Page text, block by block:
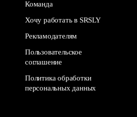
Команда
Хочу работать в SRSLY
Рекламодателям
Пользовательское
соглашение
Политика обработки
персональных данных